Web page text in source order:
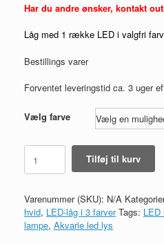
Har du andre ønsker, kontakt
Låg med 1 række LED i valgfri
Bestillings varer
Forventet leveringstid ca. 3 uger
Vælg farve
160x50x5
cm
med
ALU
1
række
Tilføj til kurv
Varenummer (SKU): N/A
hvid, LED-låg i 3 farver Tags: LED
lampe, Akvarie led lys